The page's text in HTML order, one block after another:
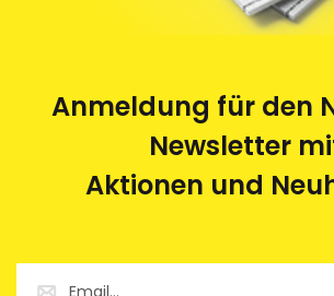
Anmeldung für den
Newsletter
Aktionen und